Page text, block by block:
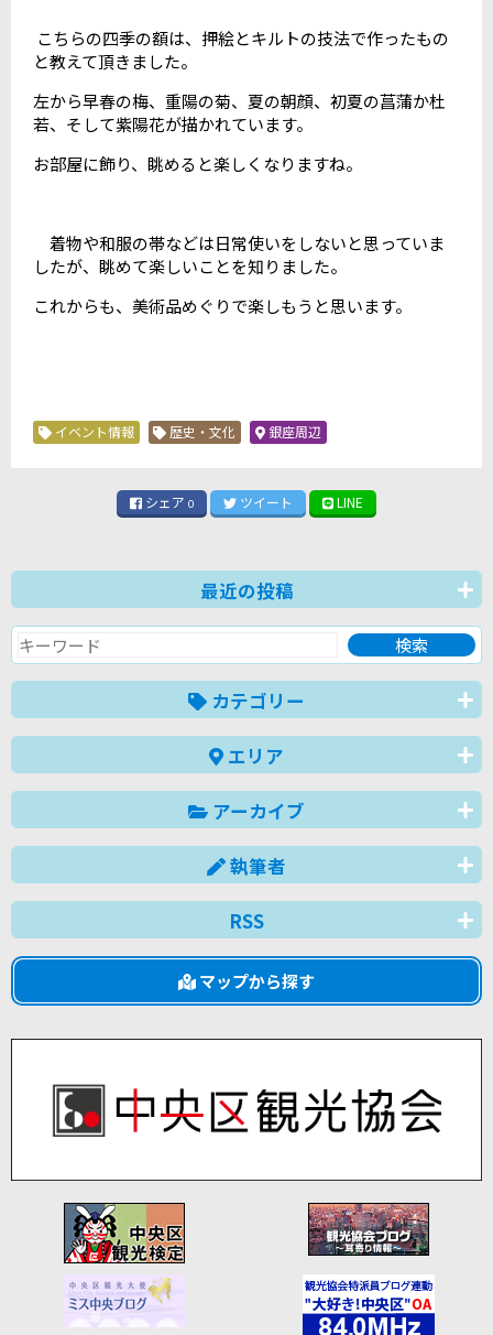
こちらの四季の額は、押絵とキルトの技法で作ったもの
と教えて頂きました。
左から早春の梅、重陽の菊、夏の朝顔、初夏の菖蒲か杜
若、そして紫陽花が描かれています。
お部屋に飾り、眺めると楽しくなりますね。
着物や和服の帯などは日常使いをしないと思っていま
したが、眺めて楽しいことを知りました。
これからも、美術品めぐりで楽しもうと思います。
イベント情報 歴史・文化 銀座周辺
シェア 0 ツイート LINE
最近の投稿
カテゴリー
エリア
アーカイブ
執筆者
RSS
マップから探す